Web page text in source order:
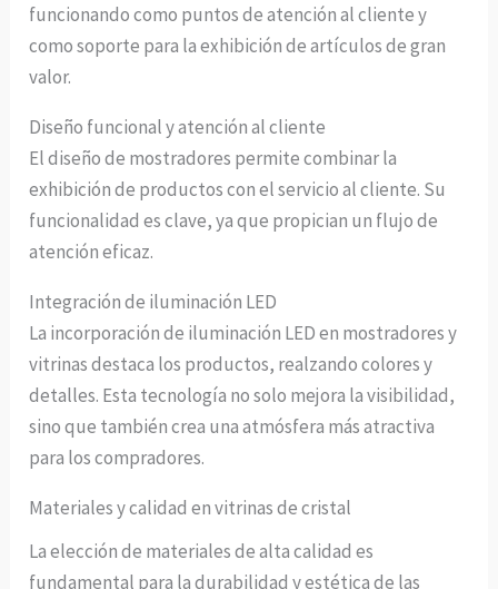
funcionando como puntos de atención al cliente y
como soporte para la exhibición de artículos de gran
valor.
Diseño funcional y atención al cliente
El diseño de mostradores permite combinar la
exhibición de productos con el servicio al cliente. Su
funcionalidad es clave, ya que propician un flujo de
atención eficaz.
Integración de iluminación LED
La incorporación de iluminación LED en mostradores y
vitrinas destaca los productos, realzando colores y
detalles. Esta tecnología no solo mejora la visibilidad,
sino que también crea una atmósfera más atractiva
para los compradores.
Materiales y calidad en vitrinas de cristal
La elección de materiales de alta calidad es
fundamental para la durabilidad y estética de las